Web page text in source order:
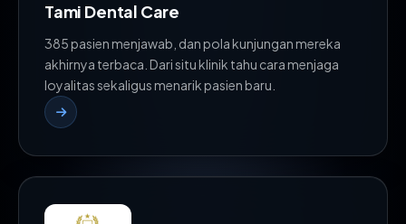
Tami Dental Care
385 pasien menjawab, dan pola kunjungan mereka
akhirnya terbaca. Dari situ klinik tahu cara menjaga
loyalitas sekaligus menarik pasien baru.